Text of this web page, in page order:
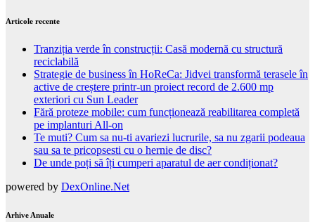
Articole recente
Tranziția verde în construcții: Casă modernă cu structură
reciclabilă
Strategie de business în HoReCa: Jidvei transformă terasele în
active de creștere printr-un proiect record de 2.600 mp
exteriori cu Sun Leader
Fără proteze mobile: cum funcționează reabilitarea completă
pe implanturi All-on
Te muti? Cum sa nu-ti avariezi lucrurile, sa nu zgarii podeaua
sau sa te pricopsesti cu o hernie de disc?
De unde poți să îți cumperi aparatul de aer condiționat?
powered by DexOnline.Net
Arhive Anuale